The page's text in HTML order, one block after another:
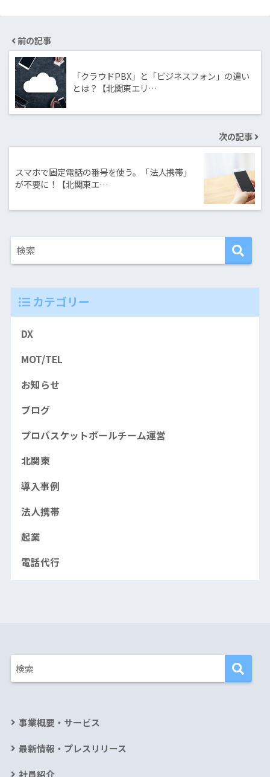
前の記事
「クラウドPBX」と「ビジネスフォン」の違い
とは？【北関東エリ…
次の記事
スマホで固定電話の番号を使う。「法人携帯」
が不要に！【北関東エ…
カテゴリー
DX
MOT/TEL
お知らせ
ブログ
プロバスケットボールチーム運営
北関東
導入事例
法人携帯
起業
電話代行
事業概要・サービス
最新情報・プレスリリース
社員紹介